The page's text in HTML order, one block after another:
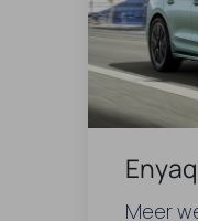
Meer